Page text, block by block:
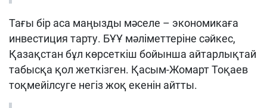
Тағы бір аса маңызды мәселе – экономикаға
инвестиция тарту. БҰҰ мәліметтеріне сәйкес,
Қазақстан бұл көрсеткіш бойынша айтарлықтай
табысқа қол жеткізген. Қасым-Жомарт Тоқаев
тоқмейілсуге негіз жоқ екенін айтты.